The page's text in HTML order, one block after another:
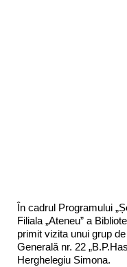
În cadrul Programului
Filiala „Ateneu” a
primit vizita unui grup
Generală nr. 22
Herghelegiu Simona.